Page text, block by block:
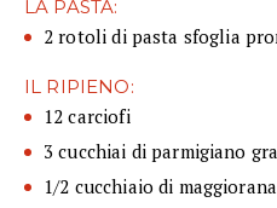
LA PASTA:
2 rotoli di pasta sfoglia
IL RIPIENO:
12 carciofi
3 cucchiai di parmigiano
1/2 cucchiaio di